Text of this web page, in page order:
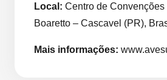
Local: Centro de Convenções
Boaretto – Cascavel (PR),
Mais informações: